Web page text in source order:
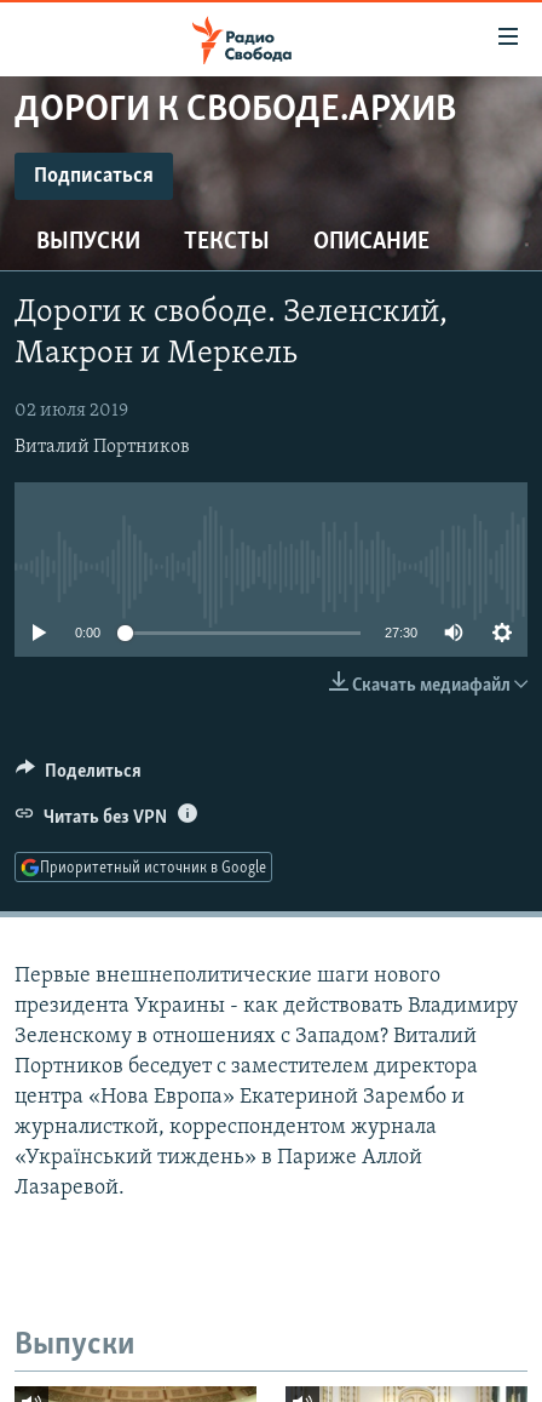
упрощенного
Вернуться
основному
содержанию
Вернутся
главной
Вернутся
поиску
ПРОГРАММЫ
ПОДКАСТЫ
АВТОРСКИЕ ПРОЕКТЫ
МНЕНИЯ
КУЛЬТУРА
КАВКАЗ.РЕАЛИИ
СЕВЕР.РЕАЛИИ
ДОРОГИ К СВОБОДЕ.АРХИВ
Подписаться
ПОДПИСАТЬСЯ
CastBox
Подписаться
ВЫПУСКИ ТЕКСТЫ ОПИСАНИЕ
Дороги к свободе. Зеленский,
Макрон и Меркель
02 июля 2019
Виталий Портников
0:00 27:30
Скачать медиафайл
Поделиться
Читать без VPN
Приоритетный источник в Google
Первые внешнеполитические шаги нового
президента Украины - как действовать Владимиру
Зеленскому в отношениях с Западом? Виталий
Портников беседует с заместителем директора
центра «Нова Европа» Екатериной Зарембо и
журналисткой, корреспондентом журнала
«Український тиждень» в Париже Аллой
Лазаревой.
Выпуски